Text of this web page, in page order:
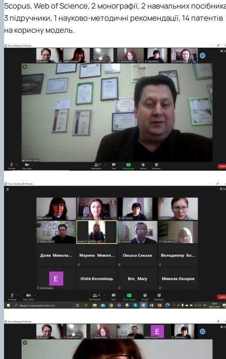
Scopus, Web of Science, 2 монографії, 2 навчальних
3 підручники, 1 науково-методичні рекомендації, 14 патентів
на корисну модель.